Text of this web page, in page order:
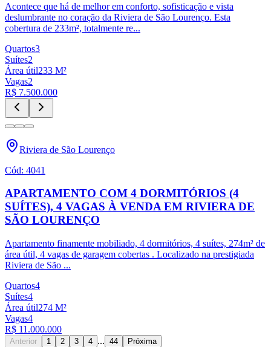
Acontece que há de melhor em conforto, sofisticação e vista
deslumbrante no coração da Riviera de São Lourenço. Esta
cobertura de 233m², totalmente re...
Quartos3
Suítes2
Área útil233 M²
Vagas2
R$ 7.500.000
Riviera de São Lourenço
Cód: 4041
APARTAMENTO COM 4 DORMITÓRIOS (4
SUÍTES), 4 VAGAS À VENDA EM RIVIERA DE
SÃO LOURENÇO
Apartamento finamente mobiliado, 4 dormitórios, 4 suítes, 274m² de
área útil, 4 vagas de garagem cobertas . Localizado na prestigiada
Riviera de São ...
Quartos4
Suítes4
Área útil274 M²
Vagas4
R$ 11.000.000
Anterior 1 2 3 4 ... 44 Próxima